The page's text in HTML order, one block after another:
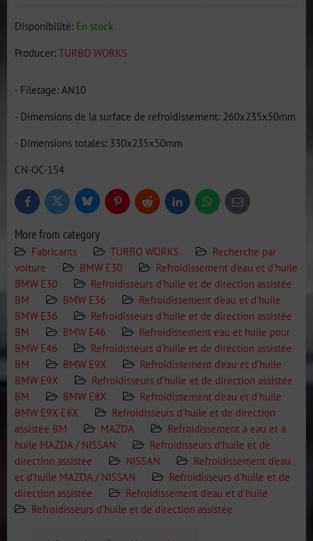
Disponibilité: En stock
Producer: TURBO WORKS
- Filetage: AN10
- Dimensions de la surface de refroidissement: 260x235x50mm
- Dimensions totales: 330x235x50mm
CN-OC-154
FacebookTwitter BlueskyPinterestReddit LinkedInWhatsApp
E-
mail
More from category
Fabricants TURBO WORKS
Recherche par
voiture
BMW E30
Refroidissement d'eau et d'huile
BMW E30
Refroidisseurs d'huile et de direction assistée
BM
BMW E36
Refroidissement d'eau et d'huile
BMW E36
Refroidisseurs d'huile et de direction assistée
BM
BMW E46
Refroidissement eau et huile pour
BMW E46
Refroidisseurs d'huile et de direction assistée
BM
BMW E9X
Refroidissement d'eau et d'huile
BMW E9X
Refroidisseurs d'huile et de direction assistée
BM
BMW E8X
Refroidissement d'eau et d'huile
BMW E9X E8X
Refroidisseurs d'huile et de direction
assistée BM
MAZDA
Refroidissement à eau et à
huile MAZDA / NISSAN
Refroidisseurs d'huile et de
direction assistée
NISSAN
Refroidissement d'eau
et d'huile MAZDA / NISSAN
Refroidisseurs d'huile et de
direction assistée
Refroidissement d'eau et d'huile
Refroidisseurs d'huile et de direction assistée